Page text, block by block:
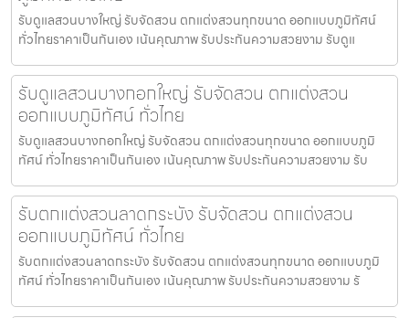
รับดูแลสวนบางใหญ่ รับจัดสวน ตกแต่งสวนทุกขนาด ออกแบบภูมิทัศน์
ทั่วไทยราคาเป็นกันเอง เน้นคุณภาพ รับประกันความสวยงาม รับดูแ
รับดูแลสวนบางกอกใหญ่ รับจัดสวน ตกแต่งสวน
ออกแบบภูมิทัศน์ ทั่วไทย
รับดูแลสวนบางกอกใหญ่ รับจัดสวน ตกแต่งสวนทุกขนาด ออกแบบภูมิ
ทัศน์ ทั่วไทยราคาเป็นกันเอง เน้นคุณภาพ รับประกันความสวยงาม รับ
รับตกแต่งสวนลาดกระบัง รับจัดสวน ตกแต่งสวน
ออกแบบภูมิทัศน์ ทั่วไทย
รับตกแต่งสวนลาดกระบัง รับจัดสวน ตกแต่งสวนทุกขนาด ออกแบบภูมิ
ทัศน์ ทั่วไทยราคาเป็นกันเอง เน้นคุณภาพ รับประกันความสวยงาม รั